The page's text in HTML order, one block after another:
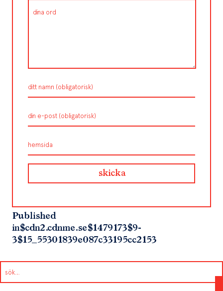
Published
in$cdn2.cdnme.se$1479173$9-
3$15_55301839e087c33195cc2153